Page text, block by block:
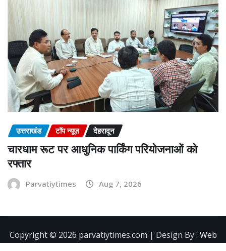
उत्तराखंड टॉप न्यूज़ देहरादून
चारधाम रूट पर आधुनिक पार्किंग परियोजनाओं को
रफ्तार
Parvatiytimes Aug 7, 2026
Copyright ©️ 2026 parvatiytimes.com | Design By : Web